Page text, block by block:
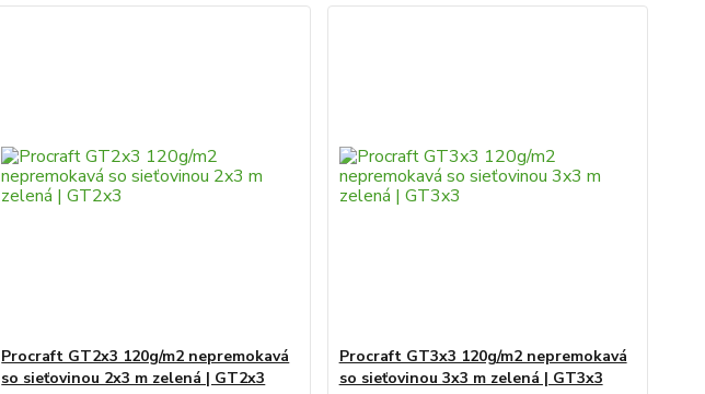
Procraft GT2x3 120g/m2 nepremokavá
so sieťovinou 2x3 m zelená | GT2x3
Procraft GT3x3 120g/m2 nepremokavá
so sieťovinou 3x3 m zelená | GT3x3